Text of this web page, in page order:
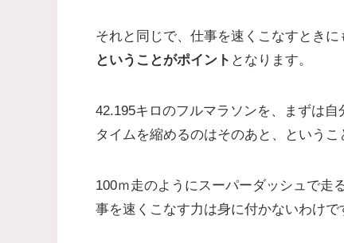
それと同じで、仕事を速くこなすとき
ということがポイント となります。
42.195キロのフルマラソンを、まずは自
タイムを縮めるのはそのあと、というこ
100ｍ走のようにスーパーダッシュで走
事を速くこなす力は身に付かないわけで